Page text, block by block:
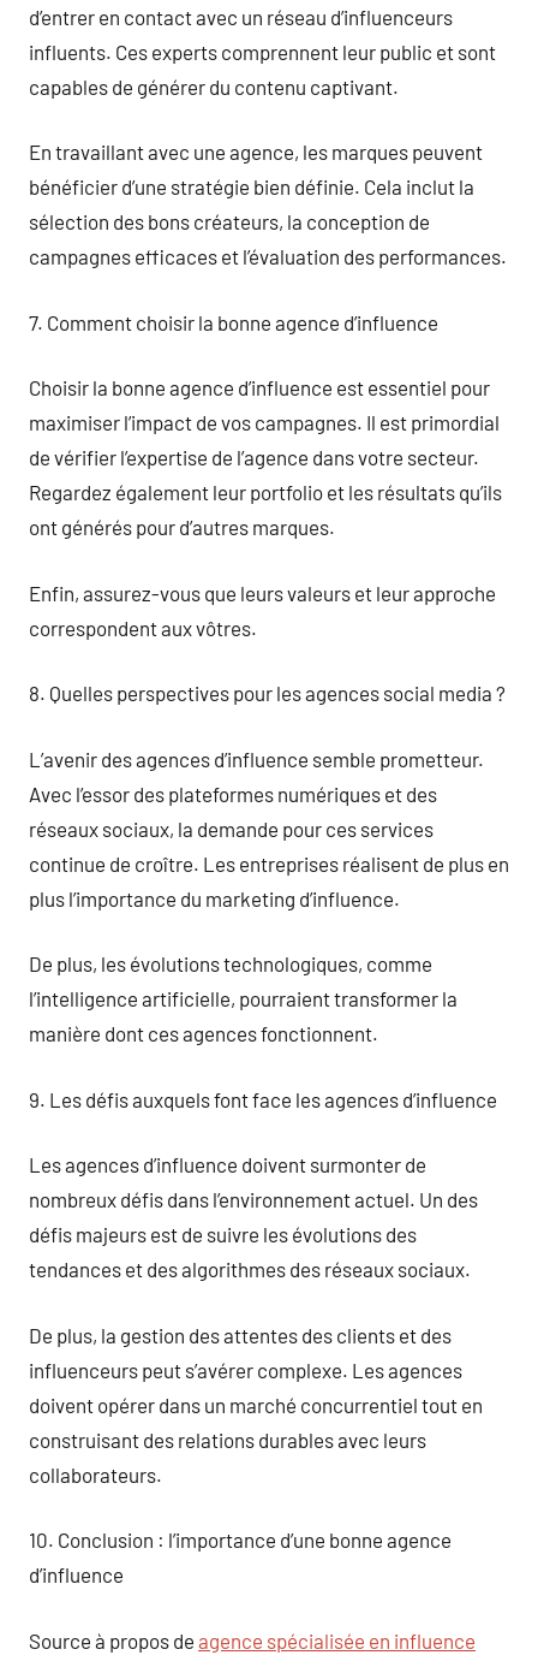
d’entrer en contact avec un réseau d’influenceurs
influents. Ces experts comprennent leur public et sont
capables de générer du contenu captivant.
En travaillant avec une agence, les marques peuvent
bénéficier d’une stratégie bien définie. Cela inclut la
sélection des bons créateurs, la conception de
campagnes efficaces et l’évaluation des performances.
7. Comment choisir la bonne agence d’influence
Choisir la bonne agence d’influence est essentiel pour
maximiser l’impact de vos campagnes. Il est primordial
de vérifier l’expertise de l’agence dans votre secteur.
Regardez également leur portfolio et les résultats qu’ils
ont générés pour d’autres marques.
Enfin, assurez-vous que leurs valeurs et leur approche
correspondent aux vôtres.
8. Quelles perspectives pour les agences social media ?
L’avenir des agences d’influence semble prometteur.
Avec l’essor des plateformes numériques et des
réseaux sociaux, la demande pour ces services
continue de croître. Les entreprises réalisent de plus en
plus l’importance du marketing d’influence.
De plus, les évolutions technologiques, comme
l’intelligence artificielle, pourraient transformer la
manière dont ces agences fonctionnent.
9. Les défis auxquels font face les agences d’influence
Les agences d’influence doivent surmonter de
nombreux défis dans l’environnement actuel. Un des
défis majeurs est de suivre les évolutions des
tendances et des algorithmes des réseaux sociaux.
De plus, la gestion des attentes des clients et des
influenceurs peut s’avérer complexe. Les agences
doivent opérer dans un marché concurrentiel tout en
construisant des relations durables avec leurs
collaborateurs.
10. Conclusion : l’importance d’une bonne agence
d’influence
Source à propos de agence spécialisée en influence